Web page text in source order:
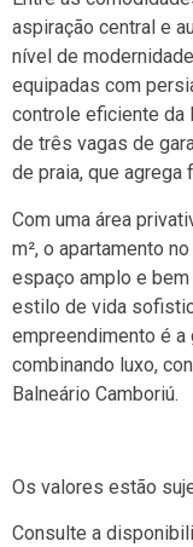
aspiração central e
nível de
equipadas com
controle eficiente da
de três vagas de
de praia, que agrega
Com uma área
m², o apartamento
espaço amplo e
estilo de vida
empreendimento é a
combinando luxo,
Balneário Camboriú.
Os valores estão
Consulte a